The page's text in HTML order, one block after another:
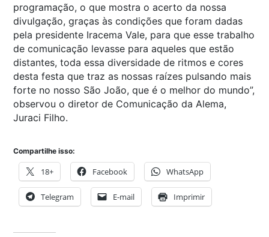
programação, o que mostra o acerto da nossa
divulgação, graças às condições que foram dadas
pela presidente Iracema Vale, para que esse trabalho
de comunicação levasse para aqueles que estão
distantes, toda essa diversidade de ritmos e cores
desta festa que traz as nossas raízes pulsando mais
forte no nosso São João, que é o melhor do mundo”,
observou o diretor de Comunicação da Alema,
Juraci Filho.
Compartilhe isso:
18+ Facebook WhatsApp
Telegram E-mail Imprimir